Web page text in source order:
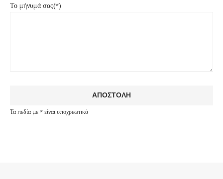
Το μήνυμά σας(*)
Τα πεδία με * είναι υποχρεωτικά